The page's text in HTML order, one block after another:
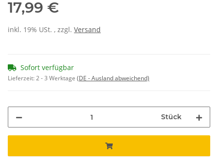
17,99 €
inkl. 19% USt. , zzgl. Versand
Sofort verfügbar
Lieferzeit:2 - 3 Werktage (DE - Ausland abweichend)
Stück